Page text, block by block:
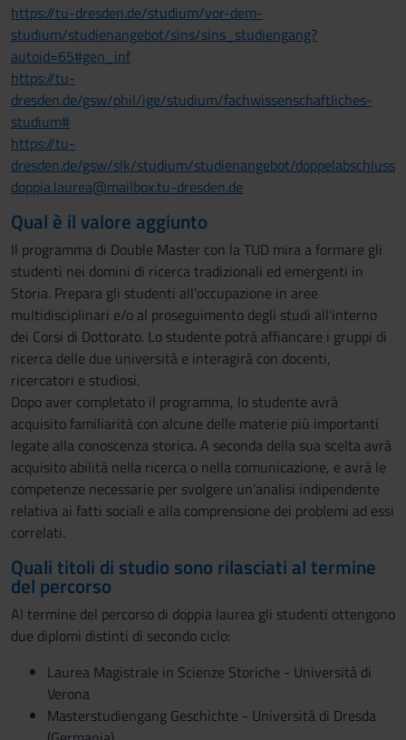
https://tu-dresden.de/studium/vor-dem-
studium/studienangebot/sins/sins_studiengang?
autoid=65#gen_inf
https://tu-
dresden.de/gsw/phil/ige/studium/fachwissenschaftliches-
studium#
https://tu-
dresden.de/gsw/slk/studium/studienangebot/doppelabschluss
doppia.laurea@mailbox.tu-dresden.de
Qual è il valore aggiunto
Il programma di Double Master con la TUD mira a formare gli
studenti nei domini di ricerca tradizionali ed emergenti in
Storia. Prepara gli studenti all'occupazione in aree
multidisciplinari e/o al proseguimento degli studi all'interno
dei Corsi di Dottorato. Lo studente potrà affiancare i gruppi di
ricerca delle due università e interagirà con docenti,
ricercatori e studiosi.
Dopo aver completato il programma, lo studente avrà
acquisito familiarità con alcune delle materie più importanti
legate alla conoscenza storica. A seconda della sua scelta avrà
acquisito abilità nella ricerca o nella comunicazione, e avrà le
competenze necessarie per svolgere un’analisi indipendente
relativa ai fatti sociali e alla comprensione dei problemi ad essi
correlati.
Quali titoli di studio sono rilasciati al termine
del percorso
Al termine del percorso di doppia laurea gli studenti ottengono
due diplomi distinti di secondo ciclo:
Laurea Magistrale in Scienze Storiche - Università di
Verona
Masterstudiengang Geschichte - Università di Dresda